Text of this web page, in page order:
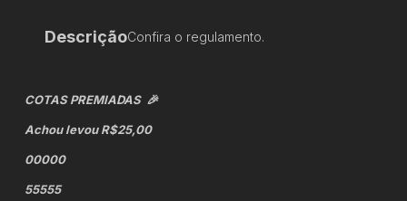
DescriçãoConfira o regulamento.
COTAS PREMIADAS 🎉
Achou levou R$25,00
00000
55555